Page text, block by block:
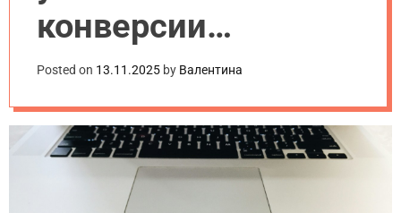
конверсии
посадочных
страниц
Posted on 13.11.2025 by Валентина